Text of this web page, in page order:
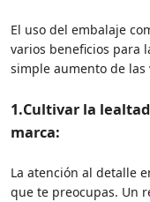
El uso del embalaje
varios beneficios para
simple aumento de las
1.Cultivar la
marca:
La atención al detalle
que te preocupas. Un